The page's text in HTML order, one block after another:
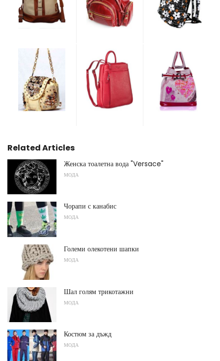
Related Articles
Женска тоалетна вода "Versace"
МОДА
Чорапи с канабис
МОДА
Големи олекотени шапки
МОДА
Шал голям трикотажни
МОДА
Костюм за дъжд
МОДА